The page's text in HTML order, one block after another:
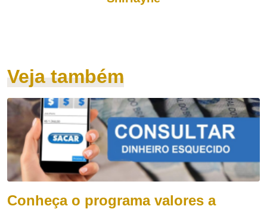
Veja também
Conheça o programa valores a